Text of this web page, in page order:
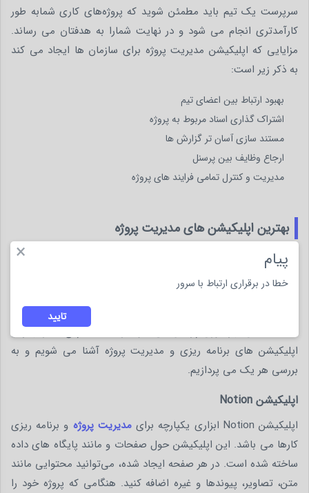
سرپرست یک تیم باید مطمئن شوید که پروژه‌های کاری شمابه طور
کارآمدتری انجام می شود و در نهایت شمارا به هدفتان می رساند.
مزایایی که اپلیکیشن مدیریت پروژه برای سازمان ها ایجاد می کند
به ذکر زیر است:
بهبود ارتباط بین اعضای تیم
اشتراک گذاری اسناد مربوط به پروژه
مستند سازی آسان تر گزارش ها
ارجاع وظایف بین پرسنل
مدیریت و کنترل تمامی فرایند های پروژه
بهترین اپلیکیشن های مدیریت پروژه
زمانی که مشغول به انجام پروژه ای بزرگ هستید، لیست کارهایی که
باید انجام دهید ممکن است بهم ریخته شود. اگر اپلیکیشن مدیریتی
شما ناکارآمد بوده و دارای نقاط ضعف بسیاری باشد، مدیریت پروژه
های سازمان غیر ممکن می شود و در نهایت بهم ریختگی وظایف
باعث کاهش بهره وری پرسنل می شود.در ادامه به پنج تا از بهترین
اپلیکیشن های برنامه ریزی و مدیریت پروژه آشنا می شویم و به
بررسی هر یک می پردازیم.
اپلیکیشن Notion
اپلیکیشن Notion ابزاری یکپارچه برای مدیریت پروژه و برنامه ریزی
کارها می باشد. این اپلیکیشن حول صفحات و مانند پایگاه های داده
ساخته شده است. در هر صفحه ایجاد شده، می‌توانید محتوایی مانند
متن، تصاویر، پیوندها و غیره اضافه کنید. هنگامی که پروژه خود را
× پیام
خطا در برقراری ارتباط با سرور
تایید